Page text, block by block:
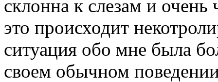
склонна к слезам и
это происходит
ситуация обо мне была
своем обычном